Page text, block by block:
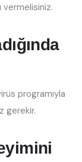
vermelisiniz.
programıyla
gerekir.